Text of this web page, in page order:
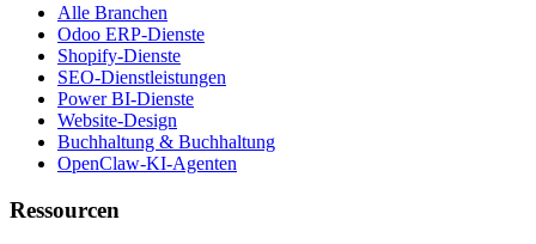
Alle Branchen
Odoo ERP-Dienste
Shopify-Dienste
SEO-Dienstleistungen
Power BI-Dienste
Website-Design
Buchhaltung & Buchhaltung
OpenClaw-KI-Agenten
Ressourcen